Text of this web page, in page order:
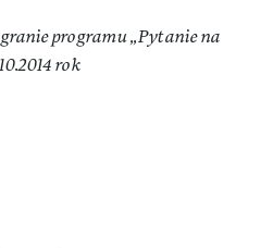
programu „Pytanie na
rok